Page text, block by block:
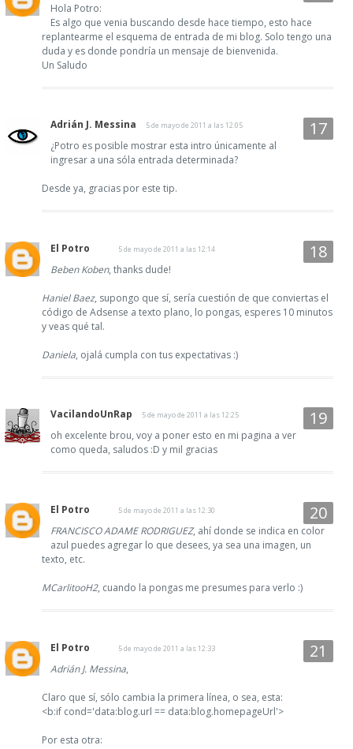
Hola Potro:
Es algo que venia buscando desde hace tiempo, esto hace
replantearme el esquema de entrada de mi blog. Solo tengo una
duda y es donde pondría un mensaje de bienvenida.
Un Saludo
Adrián J. Messina 5 de mayo de 2011 a las 12:05
¿Potro es posible mostrar esta intro únicamente al
ingresar a una sóla entrada determinada?
Desde ya, gracias por este tip.
El Potro 5 de mayo de 2011 a las 12:14
Beben Koben, thanks dude!
Haniel Baez, supongo que sí, sería cuestión de que conviertas el
código de Adsense a texto plano, lo pongas, esperes 10 minutos
y veas qué tal.
Daniela, ojalá cumpla con tus expectativas :)
VacilandoUnRap 5 de mayo de 2011 a las 12:25
oh excelente brou, voy a poner esto en mi pagina a ver
como queda, saludos :D y mil gracias
El Potro 5 de mayo de 2011 a las 12:30
FRANCISCO ADAME RODRIGUEZ, ahí donde se indica en color
azul puedes agregar lo que desees, ya sea una imagen, un
texto, etc.
MCarlitooH2, cuando la pongas me presumes para verlo :)
El Potro 5 de mayo de 2011 a las 12:33
Adrián J. Messina,
Claro que sí, sólo cambia la primera línea, o sea, esta:
<b:if cond='data:blog.url == data:blog.homepageUrl'>
Por esta otra: